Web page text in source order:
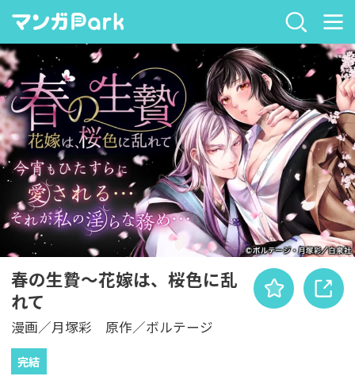
春の生贄～花嫁は、桜色に乱
れて
漫画／月塚彩 原作／ボルテージ
完結